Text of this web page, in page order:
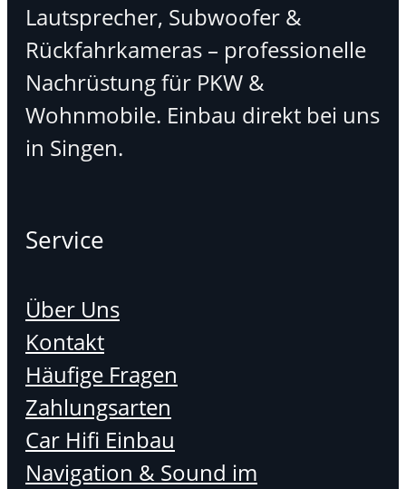
Lautsprecher, Subwoofer &
Rückfahrkameras – professionelle
Nachrüstung für PKW &
Wohnmobile. Einbau direkt bei uns
in Singen.
Service
Über Uns
Kontakt
Häufige Fragen
Zahlungsarten
Car Hifi Einbau
Navigation & Sound im